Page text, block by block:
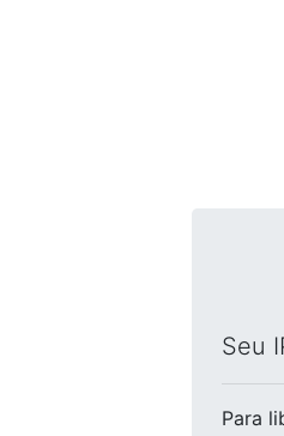
Seu
Para